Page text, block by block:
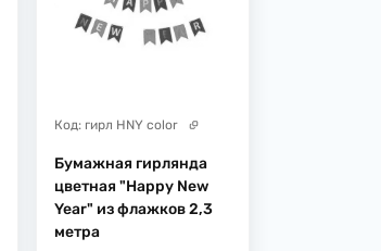
Код: гирл HNY color
Бумажная гирлянда
цветная "Happy New
Year" из флажков 2,3
метра